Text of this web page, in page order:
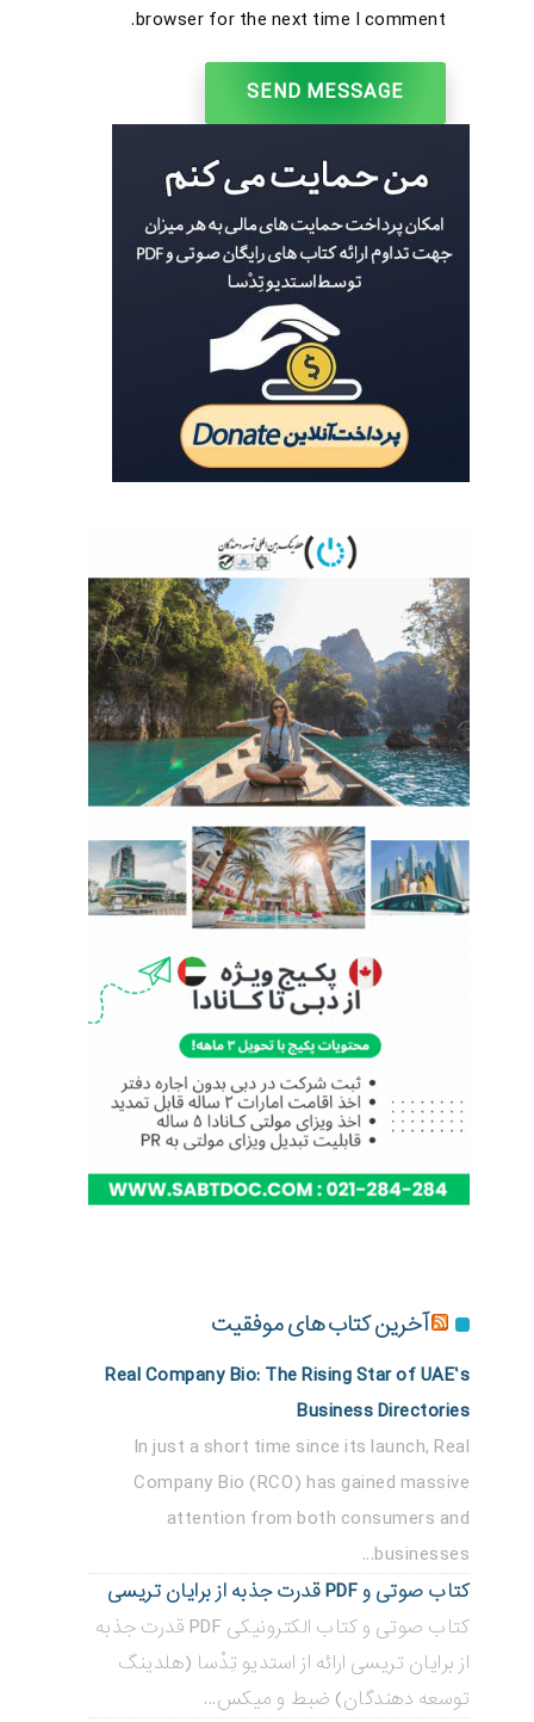
browser for the next time I comment.
آخرین کتاب های موفقیت
Real Company Bio: The Rising Star of UAE’s
Business Directories
In just a short time since its launch, Real
Company Bio (RCO) has gained massive
attention from both consumers and
businesses...
کتاب صوتی و PDF قدرت جذبه از برایان تریسی
کتاب صوتی و کتاب الکترونیکی PDF قدرت جذبه
از برایان تریسی ارائه از استدیو تِدْسا (هلدینگ
توسعه دهندگان) ضبط و میکس...